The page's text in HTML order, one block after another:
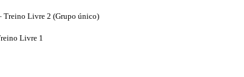
Treino Livre 2 (Grupo único)
Livre 1